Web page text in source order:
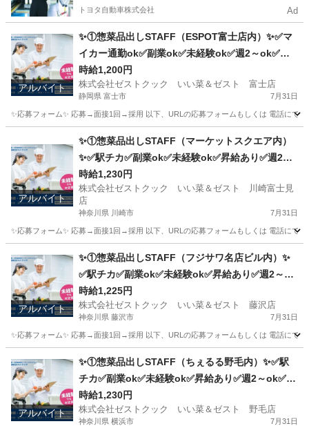
トヨタ自動車株式会社 Ad
アルバイト
✨①惣菜品出しSTAFF（ESPOT富士店内）✨✅マ
イカー通勤ok✅副業ok✅未経験ok✅週2～ok✅昇
給あり✅扶養内ok
時給1,200円
株式会社ゼストクック いい菜＆ゼスト 富士店
静岡県 富士市 7月31日
✨応募フォーム✨ 応募→面接1回→採用 以下、URLの応募フォームもしくは 電話にて
キッチン スタッフ
アルバイト
✨①惣菜品出しSTAFF（マーケットスクエア内）
✨✅駅チカ✅副業ok✅未経験ok✅昇給あり✅週2～
ok✅扶養内ok
時給1,230円
株式会社ゼストクック いい菜＆ゼスト 川崎富士見
店
神奈川県 川崎市 7月31日
✨応募フォーム✨ 応募→面接1回→採用 以下、URLの応募フォームもしくは 電話にて
キッチン
アルバイト
✨①惣菜品出しSTAFF（フジサワ名店ビル内）✨
✅駅チカ✅副業ok✅未経験ok✅昇給あり✅週2～ok
✅扶養内ok
時給1,225円
株式会社ゼストクック いい菜＆ゼスト 藤沢店
神奈川県 藤沢市 7月31日
✨応募フォーム✨ 応募→面接1回→採用 以下、URLの応募フォームもしくは 電話にて
キッチン
アルバイト
✨①惣菜品出しSTAFF（ちぇるる野毛内）✨✅駅
チカ✅副業ok✅未経験ok✅昇給あり✅週2～ok✅扶
養内ok
時給1,230円
株式会社ゼストクック いい菜＆ゼスト 野毛店
神奈川県 横浜市 7月31日